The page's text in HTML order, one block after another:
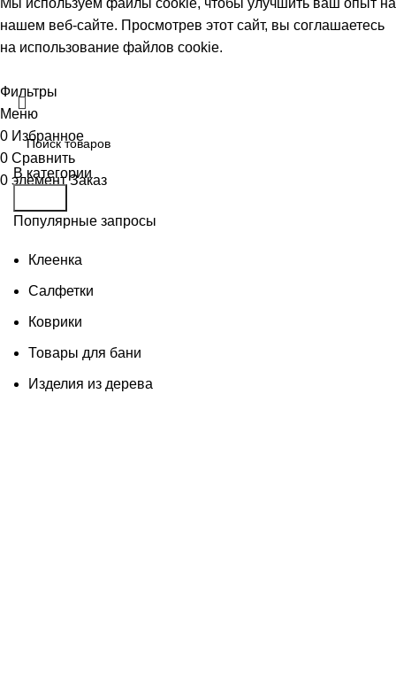
нашем веб-сайте. Просмотрев этот сайт, вы соглашаетесь
на использование файлов cookie.
В категории
Популярные запросы
Клеенка
Салфетки
Коврики
Товары для бани
Изделия из дерева
Фильтры
Меню
0 Избранное
0 Сравнить
0 элемент Заказ